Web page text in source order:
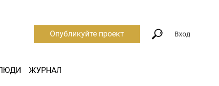
ЖУРНАЛ
Опубликуйте проект Вход